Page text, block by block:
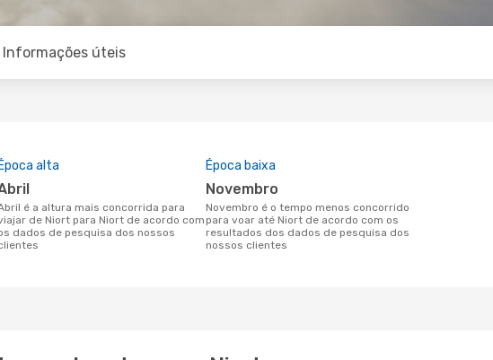
Informações úteis
Época alta
abril
para
de Niort para Niort de acordo com
dados de pesquisa dos nossos
Época baixa
novembro
novembro é o tempo menos concorrido
para voar até Niort de acordo com os
resultados dos dados de pesquisa dos
nossos clientes